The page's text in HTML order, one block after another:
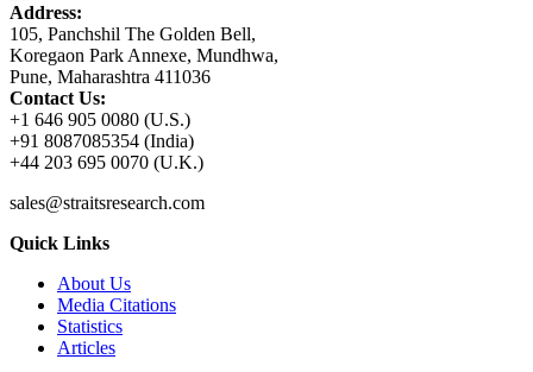
Address:
105, Panchshil The Golden Bell,
Koregaon Park Annexe, Mundhwa,
Pune, Maharashtra 411036
Contact Us:
+1 646 905 0080 (U.S.)
+91 8087085354 (India)
+44 203 695 0070 (U.K.)
sales@straitsresearch.com
Quick Links
About Us
Media Citations
Statistics
Articles